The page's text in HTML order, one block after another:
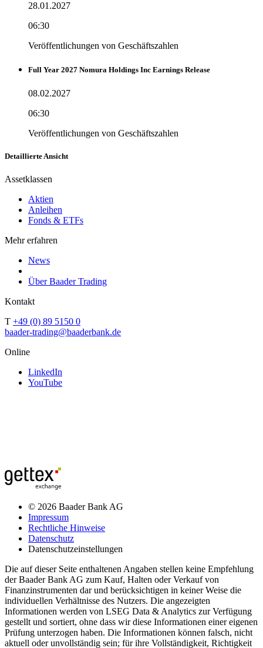
28.01.2027
06:30
Veröffentlichungen von Geschäftszahlen
Full Year 2027 Nomura Holdings Inc Earnings Release
08.02.2027
06:30
Veröffentlichungen von Geschäftszahlen
Detaillierte Ansicht
Assetklassen
Aktien
Anleihen
Fonds & ETFs
Mehr erfahren
News
Über Baader Trading
Kontakt
T +49 (0) 89 5150 0
baader-trading@baaderbank.de
Online
LinkedIn
YouTube
© 2026 Baader Bank AG
Impressum
Rechtliche Hinweise
Datenschutz
Datenschutzeinstellungen
Die auf dieser Seite enthaltenen Angaben stellen keine Empfehlung
der Baader Bank AG zum Kauf, Halten oder Verkauf von
Finanzinstrumenten dar und berücksichtigen in keiner Weise die
individuellen Verhältnisse des Nutzers. Die angezeigten
Informationen werden von LSEG Data & Analytics zur Verfügung
gestellt und sortiert, ohne dass wir diese Informationen einer eigenen
Prüfung unterzogen haben. Die Informationen können falsch, nicht
aktuell oder unvollständig sein; für ihre Vollständigkeit, Richtigkeit